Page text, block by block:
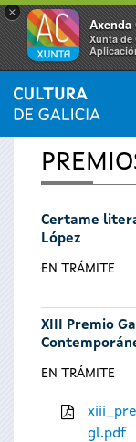
×
Axenda
Xunta de
Vostede
está
aquí
INICIO
Certame
López
EN TRÁMITE
XIII Premio
EN TRÁMITE
gl.pdf